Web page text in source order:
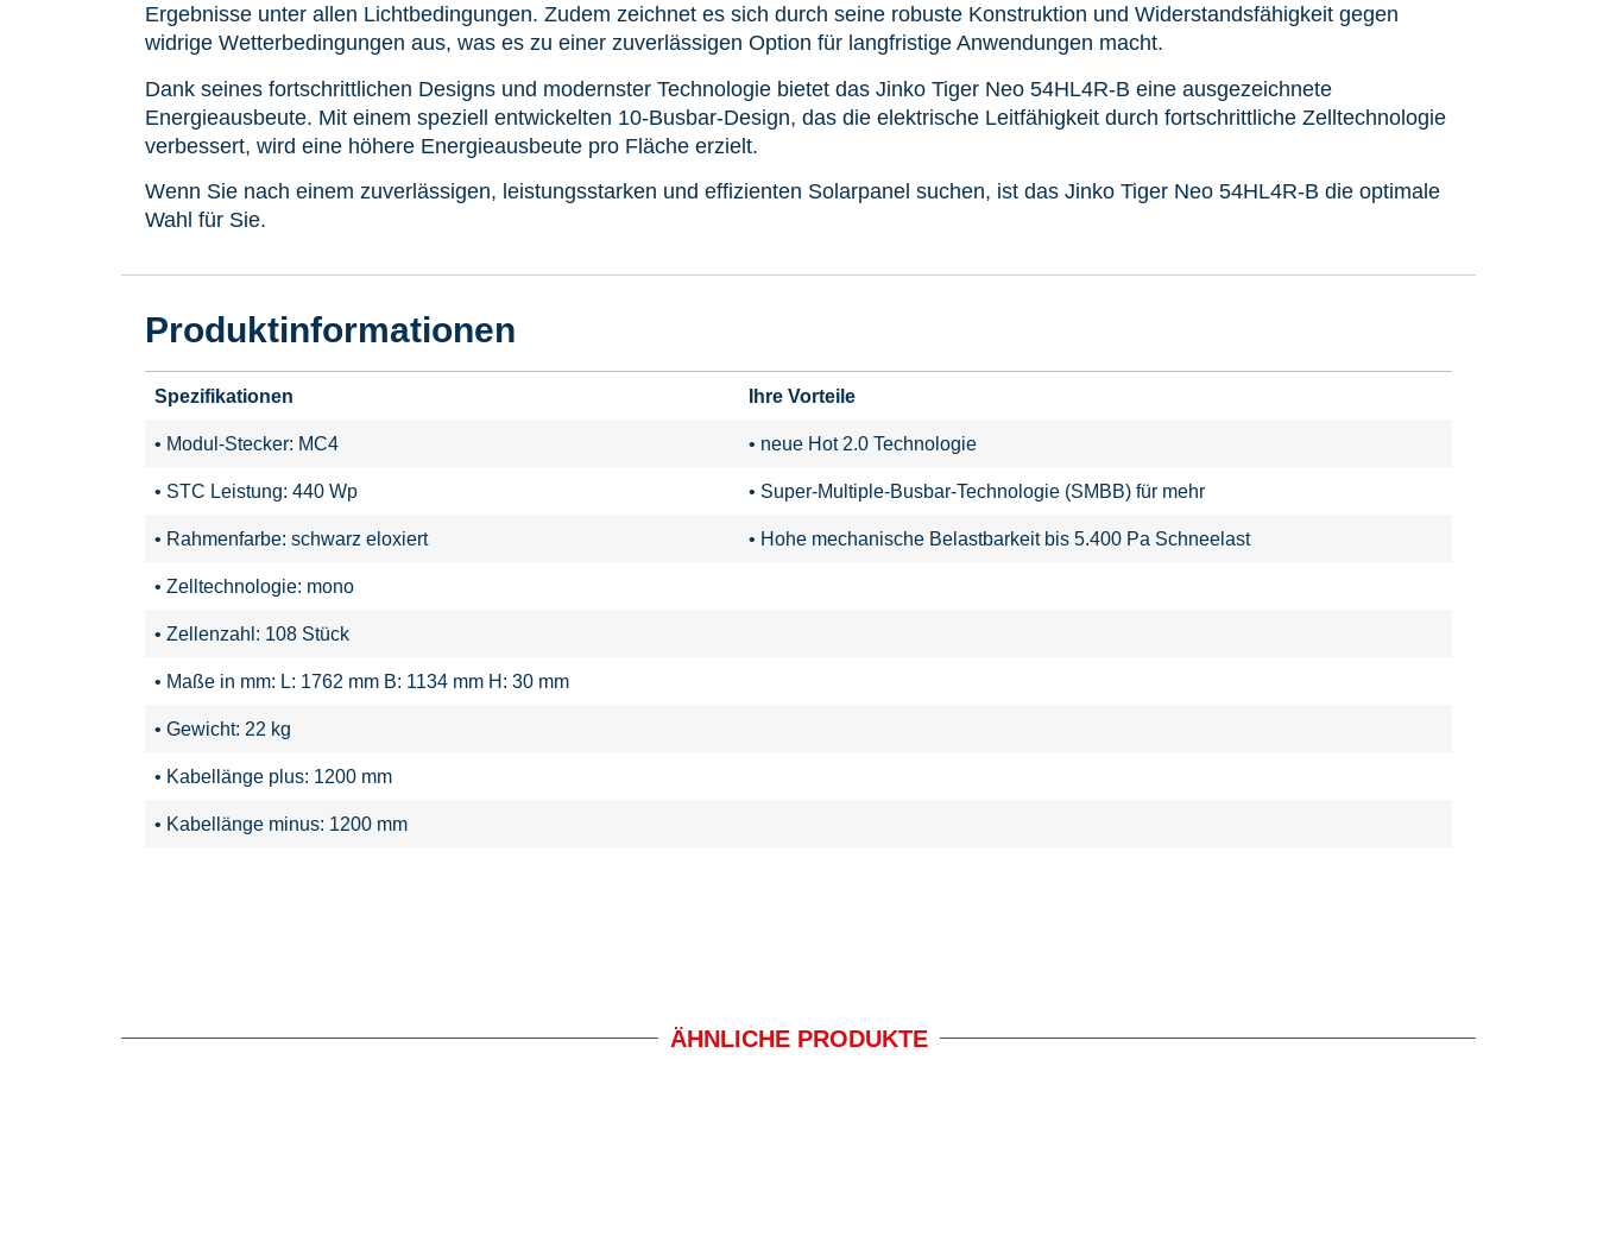
Ergebnisse unter allen Lichtbedingungen. Zudem zeichnet es sich durch seine robuste Konstruktion und Widerstandsfähigkeit gegen
widrige Wetterbedingungen aus, was es zu einer zuverlässigen Option für langfristige Anwendungen macht.
Dank seines fortschrittlichen Designs und modernster Technologie bietet das Jinko Tiger Neo 54HL4R-B eine ausgezeichnete
Energieausbeute. Mit einem speziell entwickelten 10-Busbar-Design, das die elektrische Leitfähigkeit durch fortschrittliche Zelltechnologie
verbessert, wird eine höhere Energieausbeute pro Fläche erzielt.
Wenn Sie nach einem zuverlässigen, leistungsstarken und effizienten Solarpanel suchen, ist das Jinko Tiger Neo 54HL4R-B die optimale
Wahl für Sie.
Produktinformationen
Spezifikationen Ihre Vorteile
• Modul-Stecker: MC4 • neue Hot 2.0 Technologie
• STC Leistung: 440 Wp • Super-Multiple-Busbar-Technologie (SMBB) für mehr
• Rahmenfarbe: schwarz eloxiert • Hohe mechanische Belastbarkeit bis 5.400 Pa Schneelast
• Zelltechnologie: mono
• Zellenzahl: 108 Stück
• Maße in mm: L: 1762 mm B: 1134 mm H: 30 mm
• Gewicht: 22 kg
• Kabellänge plus: 1200 mm
• Kabellänge minus: 1200 mm
ÄHNLICHE PRODUKTE